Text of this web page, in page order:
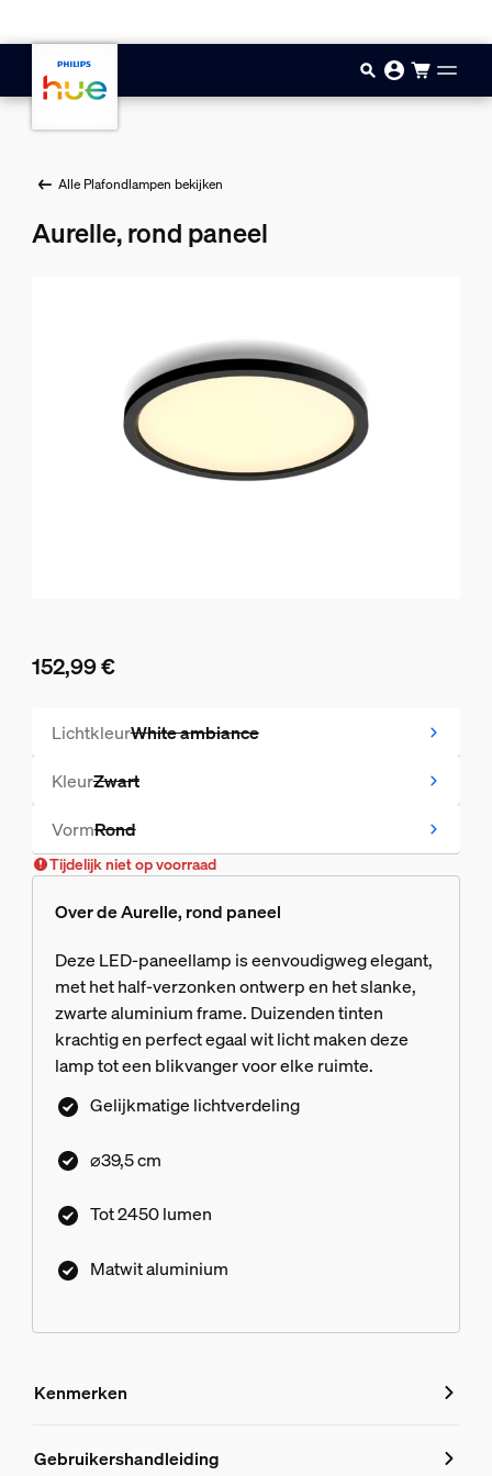
Alle Plafondlampen bekijken
Aurelle, rond paneel
152,99 €
LichtkleurWhite ambiance
Tijdelijk niet op voorraad
KleurZwart
Tijdelijk niet op voorraad
VormRond
Tijdelijk niet op voorraad
Tijdelijk niet op voorraad
Over de Aurelle, rond paneel
Deze LED-paneellamp is eenvoudigweg elegant,
met het half-verzonken ontwerp en het slanke,
zwarte aluminium frame. Duizenden tinten
krachtig en perfect egaal wit licht maken deze
lamp tot een blikvanger voor elke ruimte.
Gelijkmatige lichtverdeling
⌀39,5 cm
Tot 2450 lumen
Matwit aluminium
Kenmerken
Kenmerken
Gebruikershandleiding